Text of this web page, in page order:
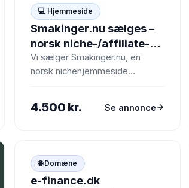
💻 Hjemmeside
Smakinger.nu sælges –
norsk niche-/affiliate-
side om smakinger og
oplevelser
Vi sælger Smakinger.nu, en
norsk nichehjemmeside
gik live i midten af…
4.500 kr. Se annonce
🌐 🌐 Domæne
e-finance.dk